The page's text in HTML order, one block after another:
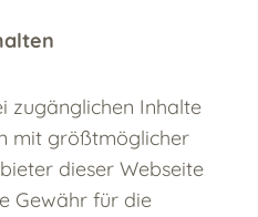
zugänglichen Inhalte
mit größtmöglicher
dieser Webseite
Gewähr für die